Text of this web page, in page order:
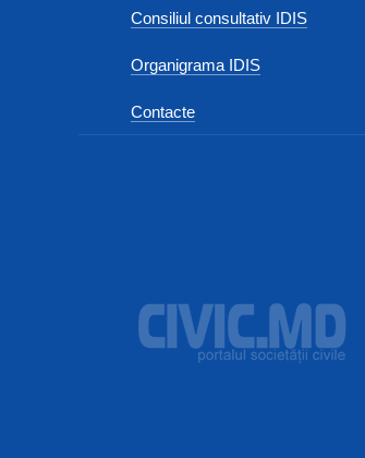
Consiliul consultativ IDIS
Organigrama IDIS
Contacte